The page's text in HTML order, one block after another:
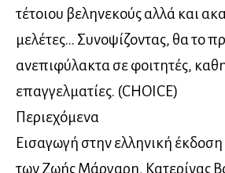
τέτοιου βεληνεκούς αλλά και
μελέτες… Συνοψίζοντας, θα το
ανεπιφύλακτα σε φοιτητές,
επαγγελματίες. (CHOICE)
Περιεχόμενα
Εισαγωγή στην ελληνική έκδοση
των Ζωής Μάργαρη, Κατερίνας